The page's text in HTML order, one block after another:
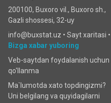
200100, Buxoro vil., Buxoro sh.,
Gazli shossesi, 32-uy
info@buxstat.uz • Sayt xaritasi •
Bizga xabar yuboring
Veb-saytdan foydalanish uchun
qo'llanma
Ma`lumotda xato topdingizmi?
Uni belgilang va quyidagilarni